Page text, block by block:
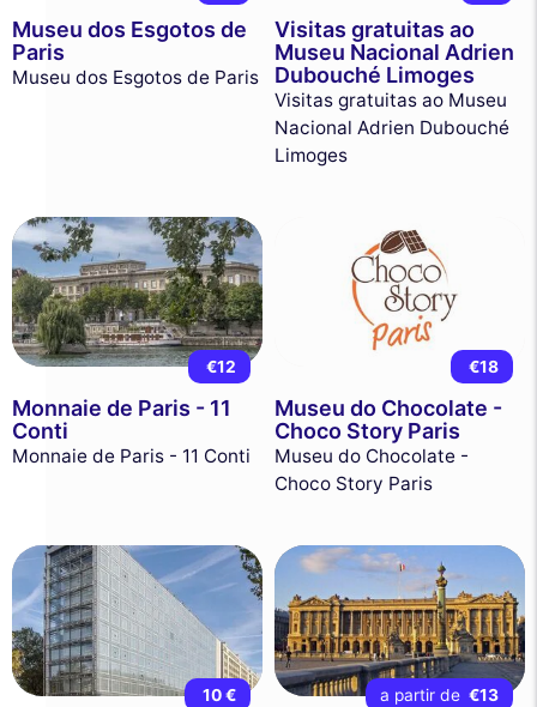
Museu dos Esgotos de
Paris
Museu dos Esgotos de Paris
Visitas gratuitas ao
Museu Nacional Adrien
Dubouché Limoges
Visitas gratuitas ao Museu
Nacional Adrien Dubouché
Limoges
€12
Monnaie de Paris - 11
Conti
Monnaie de Paris - 11 Conti
€18
Museu do Chocolate -
Choco Story Paris
Museu do Chocolate -
Choco Story Paris
10 € a partir de €13